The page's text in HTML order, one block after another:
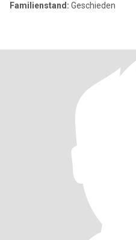
Familienstand: Geschieden